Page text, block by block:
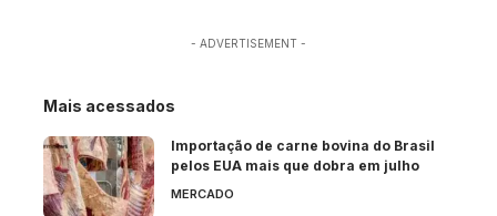
- ADVERTISEMENT -
Mais acessados
Importação de carne bovina do Brasil
pelos EUA mais que dobra em julho
MERCADO